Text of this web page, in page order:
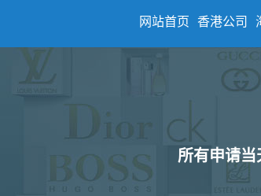
网站首页 香港公司
所有申请当